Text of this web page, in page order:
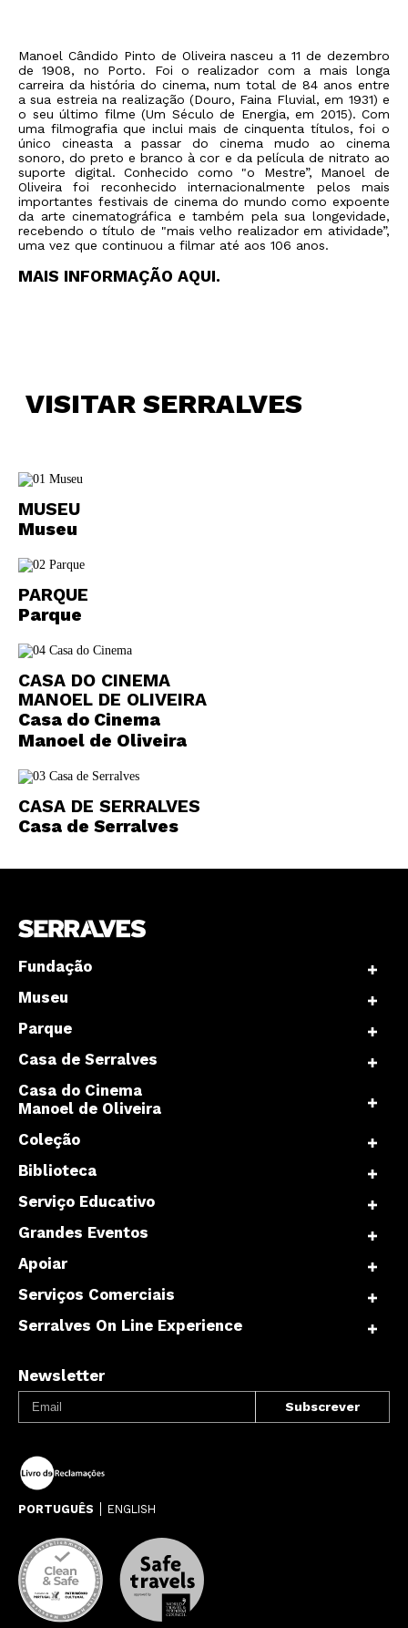
Manoel Cândido Pinto de Oliveira nasceu a 11 de dezembro
de 1908, no Porto. Foi o realizador com a mais longa
carreira da história do cinema, num total de 84 anos entre
a sua estreia na realização (Douro, Faina Fluvial, em 1931) e
o seu último filme (Um Século de Energia, em 2015). Com
uma filmografia que inclui mais de cinquenta títulos, foi o
único cineasta a passar do cinema mudo ao cinema
sonoro, do preto e branco à cor e da película de nitrato ao
suporte digital. Conhecido como "o Mestre”, Manoel de
Oliveira foi reconhecido internacionalmente pelos mais
importantes festivais de cinema do mundo como expoente
da arte cinematográfica e também pela sua longevidade,
recebendo o título de "mais velho realizador em atividade”,
uma vez que continuou a filmar até aos 106 anos.
MAIS INFORMAÇÃO AQUI.
VISITAR SERRALVES
MUSEU
Museu
PARQUE
Parque
CASA DO CINEMA
MANOEL DE OLIVEIRA
Casa do Cinema
Manoel de Oliveira
CASA DE SERRALVES
Casa de Serralves
Fundação
Museu
Parque
Casa de Serralves
Casa do Cinema
Manoel de Oliveira
Coleção
Biblioteca
Serviço Educativo
Grandes Eventos
Apoiar
Serviços Comerciais
Serralves On Line Experience
Newsletter
PORTUGUÊS ENGLISH
Newsletter
Interesses